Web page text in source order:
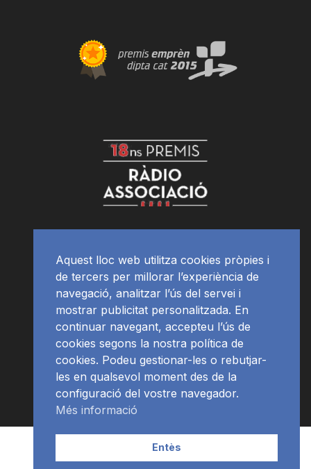
APP Programació
Aquest lloc web utilitza cookies pròpies i
de tercers per millorar l’experiència de
navegació, analitzar l’ús del servei i
mostrar publicitat personalitzada. En
continuar navegant, accepteu l’ús de
cookies segons la nostra política de
cookies. Podeu gestionar-les o rebutjar-
les en qualsevol moment des de la
configuració del vostre navegador.
Més informació
Entès